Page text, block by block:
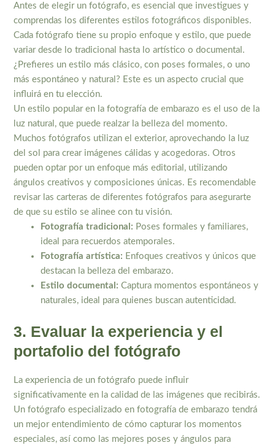
Antes de elegir un fotógrafo, es esencial que investigues y
comprendas los diferentes estilos fotográficos disponibles.
Cada fotógrafo tiene su propio enfoque y estilo, que puede
variar desde lo tradicional hasta lo artístico o documental.
¿Prefieres un estilo más clásico, con poses formales, o uno
más espontáneo y natural? Este es un aspecto crucial que
influirá en tu elección.
Un estilo popular en la fotografía de embarazo es el uso de la
luz natural, que puede realzar la belleza del momento.
Muchos fotógrafos utilizan el exterior, aprovechando la luz
del sol para crear imágenes cálidas y acogedoras. Otros
pueden optar por un enfoque más editorial, utilizando
ángulos creativos y composiciones únicas. Es recomendable
revisar las carteras de diferentes fotógrafos para asegurarte
de que su estilo se alinee con tu visión.
Fotografía tradicional: Poses formales y familiares,
ideal para recuerdos atemporales.
Fotografía artística: Enfoques creativos y únicos que
destacan la belleza del embarazo.
Estilo documental: Captura momentos espontáneos y
naturales, ideal para quienes buscan autenticidad.
3. Evaluar la experiencia y el
portafolio del fotógrafo
La experiencia de un fotógrafo puede influir
significativamente en la calidad de las imágenes que recibirás.
Un fotógrafo especializado en fotografía de embarazo tendrá
un mejor entendimiento de cómo capturar los momentos
especiales, así como las mejores poses y ángulos para